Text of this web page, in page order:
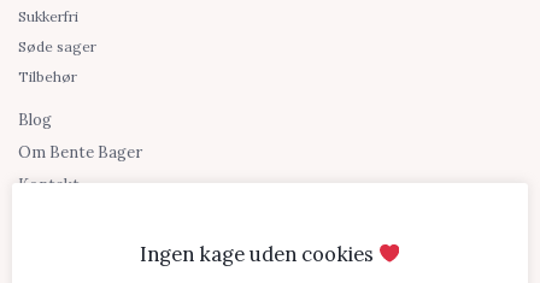
Sukkerfri
Søde sager
Tilbehør
Blog
Om Bente Bager
Kontakt
Ingen kage uden cookies